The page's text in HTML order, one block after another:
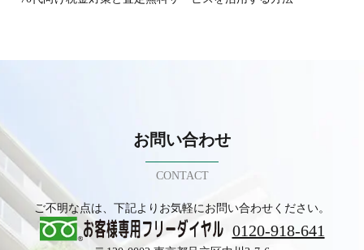
お問い合わせ
CONTACT
ご不明な点は、下記よりお気軽にお問い合わせください。
0120-918-641